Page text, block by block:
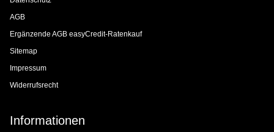
AGB
Ergänzende AGB easyCredit-Ratenkauf
Sitemap
Impressum
Widerrufsrecht
Informationen